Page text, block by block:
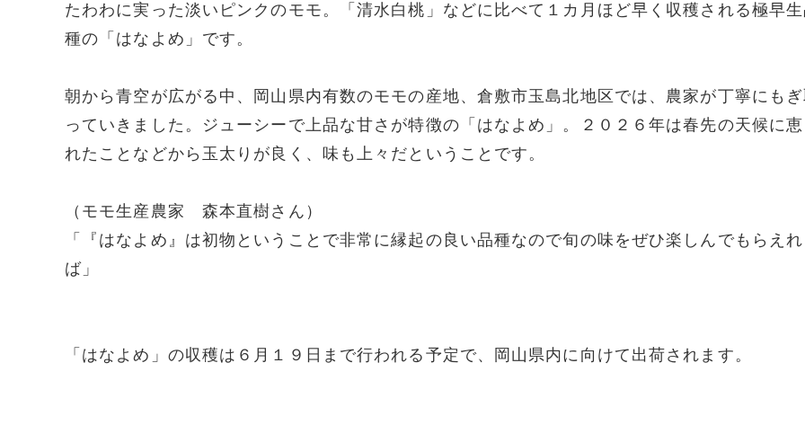
たわわに実った淡いピンクのモモ。「清水白桃」などに比べて１カ月ほど早く収穫される極早
種の「はなよめ」です。
朝から青空が広がる中、岡山県内有数のモモの産地、倉敷市玉島北地区では、農家が丁寧にも
っていきました。ジューシーで上品な甘さが特徴の「はなよめ」。２０２６年は春先の天候に
れたことなどから玉太りが良く、味も上々だということです。
（モモ生産農家 森本直樹さん）
「『はなよめ』は初物ということで非常に縁起の良い品種なので旬の味をぜひ楽しんでもらえれ
ば」
「はなよめ」の収穫は６月１９日まで行われる予定で、岡山県内に向けて出荷されます。